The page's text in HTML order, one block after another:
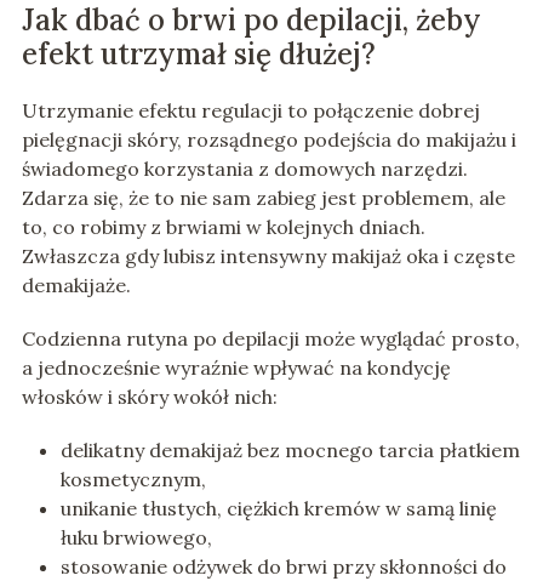
Jak dbać o brwi po depilacji, żeby
efekt utrzymał się dłużej?
Utrzymanie efektu regulacji to połączenie dobrej
pielęgnacji skóry, rozsądnego podejścia do makijażu i
świadomego korzystania z domowych narzędzi.
Zdarza się, że to nie sam zabieg jest problemem, ale
to, co robimy z brwiami w kolejnych dniach.
Zwłaszcza gdy lubisz intensywny makijaż oka i częste
demakijaże.
Codzienna rutyna po depilacji może wyglądać prosto,
a jednocześnie wyraźnie wpływać na kondycję
włosków i skóry wokół nich:
delikatny demakijaż bez mocnego tarcia płatkiem
kosmetycznym,
unikanie tłustych, ciężkich kremów w samą linię
łuku brwiowego,
stosowanie odżywek do brwi przy skłonności do